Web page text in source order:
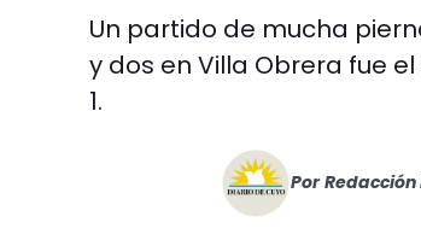
Un partido de mucha
y dos en Villa Obrera fue
1.
Por